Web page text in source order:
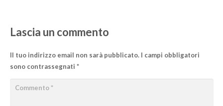
Lascia un commento
Il tuo indirizzo email non sarà pubblicato. I campi obbligatori
sono contrassegnati *